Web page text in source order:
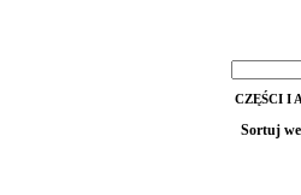
CZĘŚCI I
Sortuj